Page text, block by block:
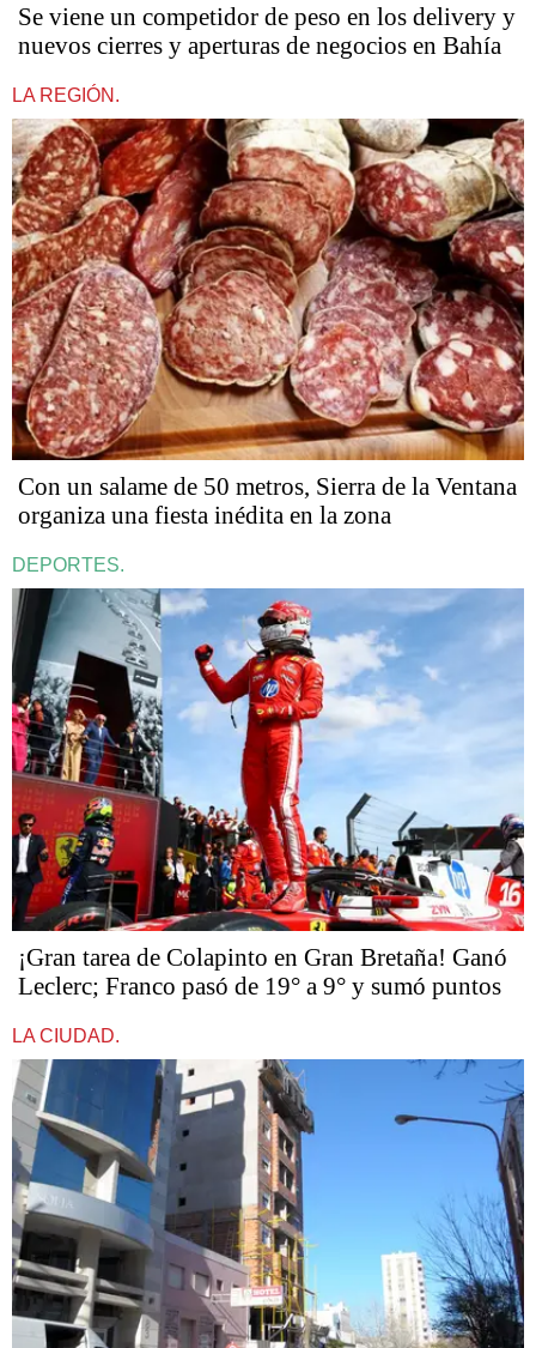
Se viene un competidor de peso en los delivery y
nuevos cierres y aperturas de negocios en Bahía
LA REGIÓN.
Con un salame de 50 metros, Sierra de la Ventana
organiza una fiesta inédita en la zona
DEPORTES.
¡Gran tarea de Colapinto en Gran Bretaña! Ganó
Leclerc; Franco pasó de 19° a 9° y sumó puntos
LA CIUDAD.